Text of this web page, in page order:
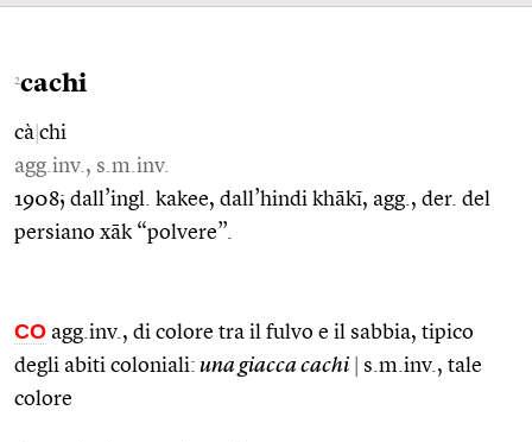
2cachi
cà chi
agg.inv., s.m.inv.
1908; dall’ingl. kakee, dall’hindi khākī, agg., der. del
persiano xāk “polvere”.
CO agg.inv., di colore tra il fulvo e il sabbia, tipico
degli abiti coloniali: una giacca cachi
s.m.inv., tale
colore